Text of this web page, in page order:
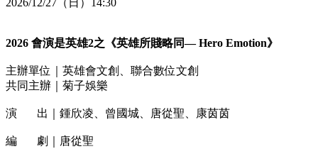
2026/12/27（日）14:30
2026 會演是英雄2之《英雄所賤略同— Hero Emotion》
主辦單位｜英雄會文創、聯合數位文創
共同主辦｜菊子娛樂
演 出｜鍾欣凌、曾國城、唐從聖、康茵茵
編 劇｜唐從聖